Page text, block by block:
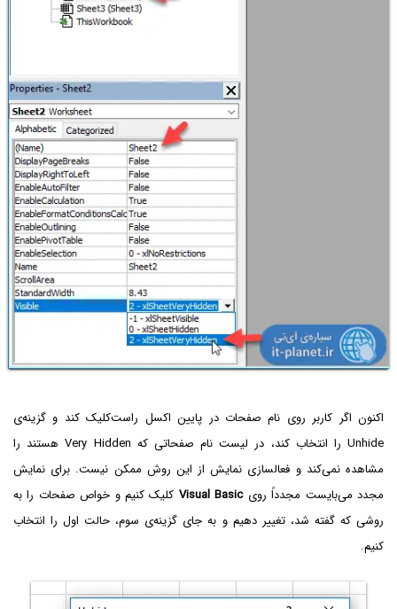
اکنون اگر کاربر روی نام صفحات در پایین اکسل راست‌کلیک کند و گزینه‌ی
Unhide‌ را انتخاب کند، در لیست نام صفحاتی که Very Hidden هستند را
مشاهده نمی‌کند و فعالسازی نمایش از این روش ممکن نیست. برای نمایش
مجدد می‌بایست مجدداً رویVisual Basic کلیک کنیم و خواص صفحات را به
روشی که گفته شد، تغییر دهیم و به جای گزینه‌ی سوم، حالت اول را انتخاب
کنیم.